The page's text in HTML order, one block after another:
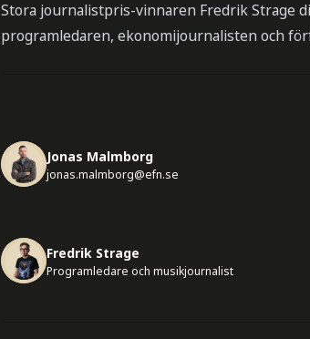
Stora journalistpris-vinnaren Fredrik Strage
programledaren, ekonomijournalisten och
Jonas Malmborg
jonas.malmborg@efn.se
Fredrik Strage
Programledare och musikjournalist